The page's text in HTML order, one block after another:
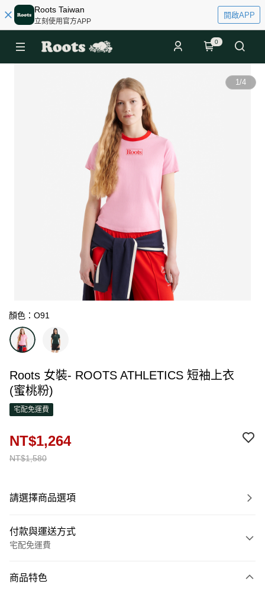
Roots Taiwan
立刻使用官方APP
開啟APP
0
1/4
顏色：O91
Roots 女裝- ROOTS ATHLETICS 短袖上衣
(蜜桃粉)
宅配免運費
NT$1,580
NT$1,264
請選擇商品選項
付款與運送方式
宅配免運費
信用卡一次付款
商品特色